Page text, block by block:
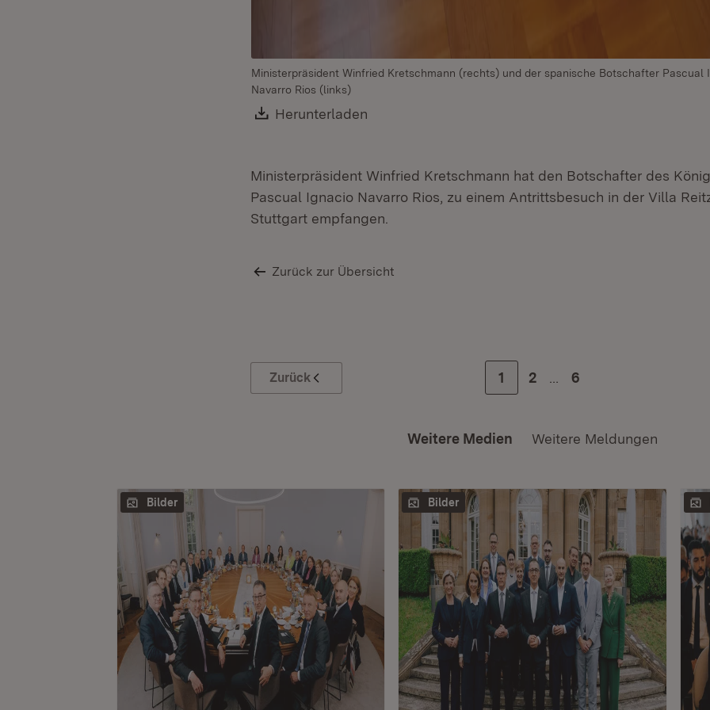
Ministerpräsident Winfried Kretschmann (rechts) und der spanische Botschafter Pascual
Navarro Rios (links)
Download:
Herunterladen
Ministerpräsident Winfried Kretschmann hat den Botschafter des
Pascual Ignacio Navarro Rios, zu einem Antrittsbesuch in der Villa
Stuttgart empfangen.
Zurück zur Übersicht
Zurück Zur Seite
1 Zur Seite
2 Zur letzten Seite
6
Weitere Medien Weitere Meldungen
Bilder Bilder